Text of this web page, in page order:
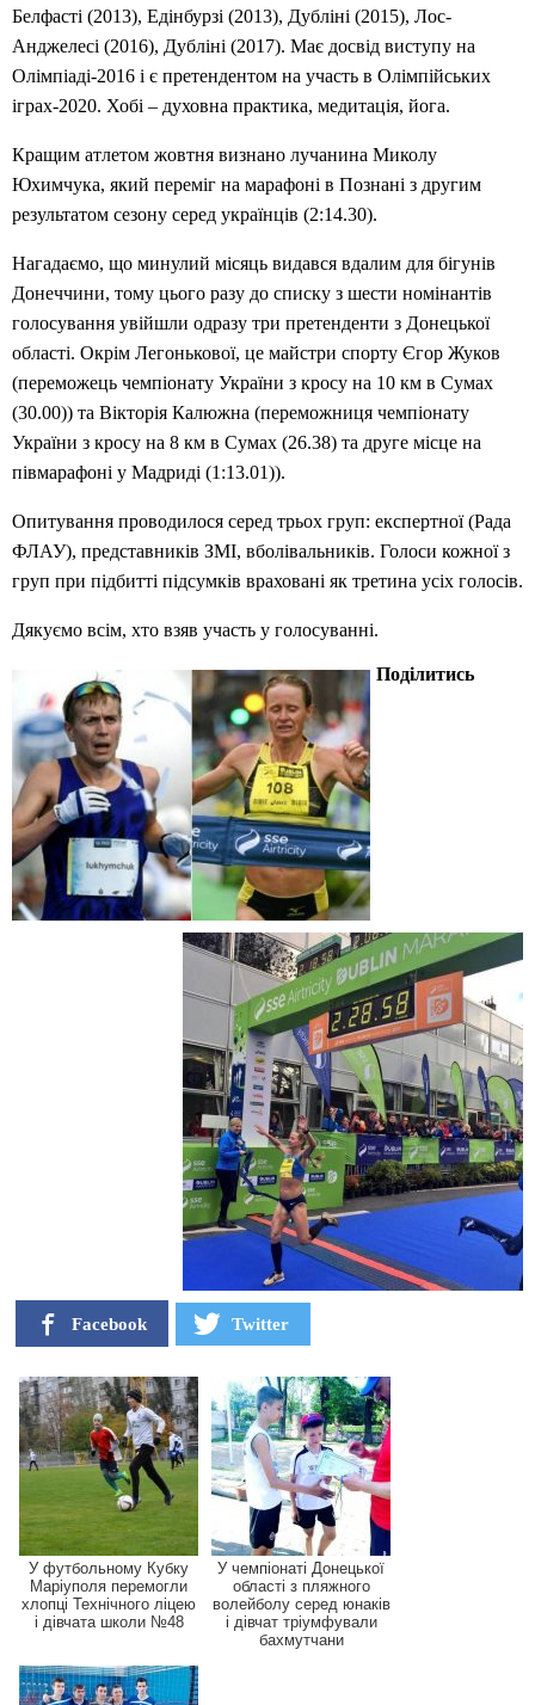
Белфасті (2013), Едінбурзі (2013), Дубліні (2015), Лос-
Анджелесі (2016), Дубліні (2017). Має досвід виступу на
Олімпіаді-2016 і є претендентом на участь в Олімпійських
іграх-2020. Хобі – духовна практика, медитація, йога.
Кращим атлетом жовтня визнано лучанина Миколу
Юхимчука, який переміг на марафоні в Познані з другим
результатом сезону серед українців (2:14.30).
Нагадаємо, що минулий місяць видався вдалим для бігунів
Донеччини, тому цього разу до списку з шести номінантів
голосування увійшли одразу три претенденти з Донецької
області. Окрім Легонькової, це майстри спорту Єгор Жуков
(переможець чемпіонату України з кросу на 10 км в Сумах
(30.00)) та Вікторія Калюжна (переможниця чемпіонату
України з кросу на 8 км в Сумах (26.38) та друге місце на
півмарафоні у Мадриді (1:13.01)).
Опитування проводилося серед трьох груп: експертної (Рада
ФЛАУ), представників ЗМІ, вболівальників. Голоси кожної з
груп при підбитті підсумків враховані як третина усіх голосів.
Дякуємо всім, хто взяв участь у голосуванні.
Поділитись
Facebook Twitter
У футбольному Кубку
Маріуполя перемогли
хлопці Технічного ліцею
і дівчата школи №48
У чемпіонаті Донецької
області з пляжного
волейболу серед юнаків
і дівчат тріумфували
бахмутчани